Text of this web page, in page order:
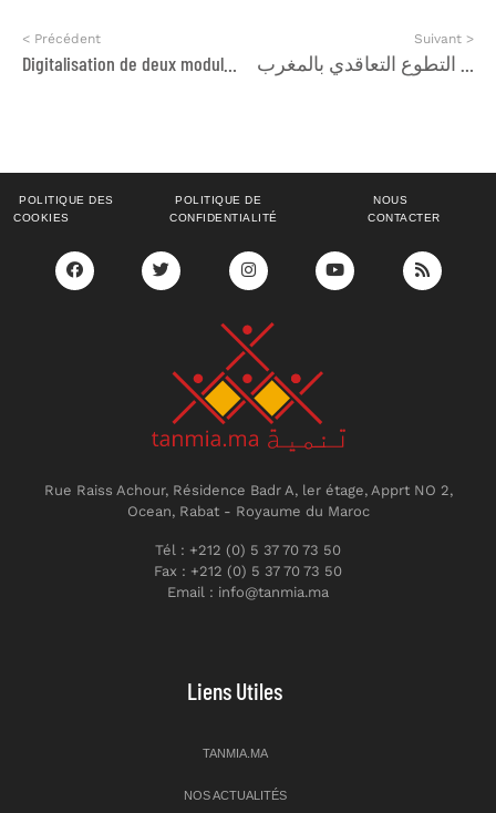
< Précédent Suivant >
POLITIQUE DES
COOKIES
POLITIQUE DE
CONFIDENTIALITÉ
NOUS
CONTACTER
Rue Raiss Achour, Résidence Badr A, ler étage, Apprt NO 2,
Ocean, Rabat - Royaume du Maroc
Tél : +212 (0) 5 37 70 73 50
Fax : +212 (0) 5 37 70 73 50
Email : info@tanmia.ma
Liens Utiles
TANMIA.MA
NOS ACTUALITÉS